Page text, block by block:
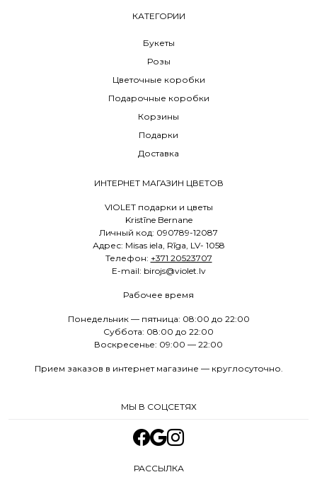
КАТЕГОРИИ
Букеты
Розы
Цветочные коробки
Подарочные коробки
Корзины
Подарки
Доставка
ИНТЕРНЕТ МАГАЗИН ЦВЕТОВ
VIOLET подарки и цветы
Kristīne Bernane
Личный код: 090789-12087
Адрес: Misas iela, Rīga, LV- 1058
Телефон: +371 20523707
E-mail: birojs@violet.lv
Рабочее время
Понедельник — пятница: 08:00 до 22:00
Суббота: 08:00 до 22:00
Воскресенье: 09:00 — 22:00
Прием заказов в интернет магазине — круглосуточно.
МЫ В СОЦСЕТЯХ
РАССЫЛКА